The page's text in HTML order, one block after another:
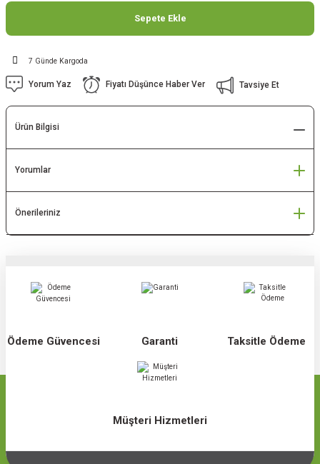
Sepete Ekle
7 Günde Kargoda
Yorum Yaz Fiyatı Düşünce Haber Ver Tavsiye Et
Ürün Bilgisi
Yorumlar
Önerileriniz
Ödeme Güvencesi Garanti Taksitle Ödeme
Müşteri Hizmetleri